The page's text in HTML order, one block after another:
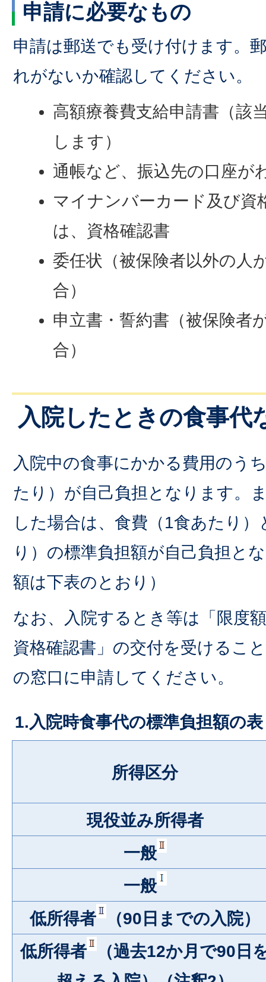
申請に必要なもの
申請は郵送でも受け付けます。
れがないか確認してください。
高額療養費支給申請書（該
します）
通帳など、振込先の口座が
マイナンバーカード及び資
は、資格確認書
委任状（被保険者以外の人
合）
申立書・誓約書（被保険者
合）
入院したときの食事代
入院中の食事にかかる費用のう
たり）が自己負担となります。
した場合は、食費（1食あたり
り）の標準負担額が自己負担と
額は下表のとおり）
なお、入院するとき等は「限度
資格確認書」の交付を受けるこ
の窓口に申請してください。
1.入院時食事代の標準負担額の
所得区分
現役並み所得者
一般
一般
低所得者
（90日までの入院）
低所得者
（過去12か月で90日